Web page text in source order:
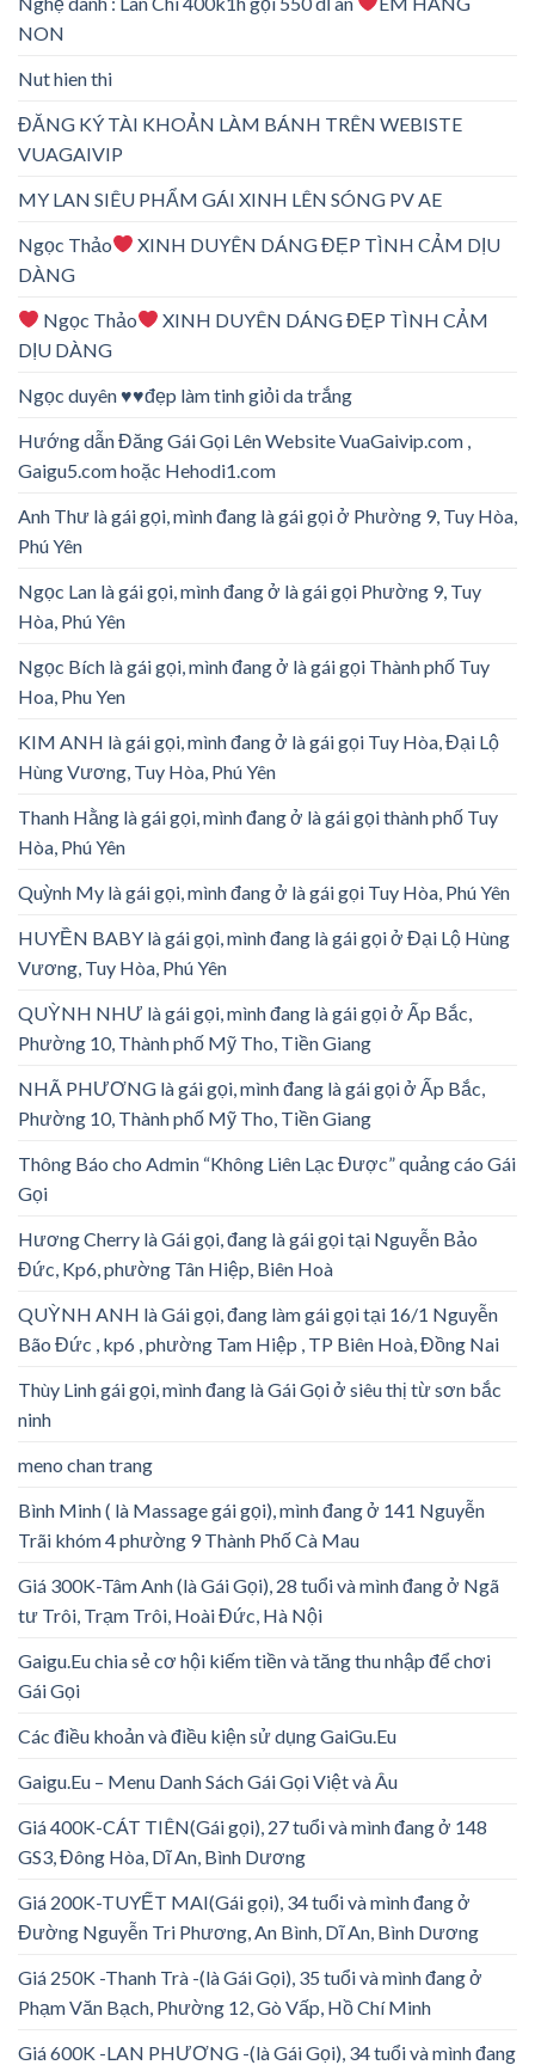
NON
Nut hien thi
ĐĂNG KÝ TÀI KHOẢN LÀM BÁNH TRÊN WEBISTE
VUAGAIVIP
MY LAN SIÊU PHẨM GÁI XINH LÊN SÓNG PV AE
Ngọc Thảo
XINH DUYÊN DÁNG ĐẸP TÌNH CẢM DỊU
DÀNG
Ngọc Thảo
XINH DUYÊN DÁNG ĐẸP TÌNH CẢM
DỊU DÀNG
Ngọc duyên ♥️♥️đẹp làm tinh giỏi da trắng
Hướng dẫn Đăng Gái Gọi Lên Website VuaGaivip.com ,
Gaigu5.com hoặc Hehodi1.com
Anh Thư là gái gọi, mình đang là gái gọi ở Phường 9, Tuy Hòa,
Phú Yên
Ngọc Lan là gái gọi, mình đang ở là gái gọi Phường 9, Tuy
Hòa, Phú Yên
Ngọc Bích là gái gọi, mình đang ở là gái gọi Thành phố Tuy
Hoa, Phu Yen
KIM ANH là gái gọi, mình đang ở là gái gọi Tuy Hòa, Đại Lộ
Hùng Vương, Tuy Hòa, Phú Yên
Thanh Hằng là gái gọi, mình đang ở là gái gọi thành phố Tuy
Hòa, Phú Yên
Quỳnh My là gái gọi, mình đang ở là gái gọi Tuy Hòa, Phú Yên
HUYỀN BABY là gái gọi, mình đang là gái gọi ở Đại Lộ Hùng
Vương, Tuy Hòa, Phú Yên
QUỲNH NHƯ là gái gọi, mình đang là gái gọi ở Ấp Bắc,
Phường 10, Thành phố Mỹ Tho, Tiền Giang
NHÃ PHƯƠNG là gái gọi, mình đang là gái gọi ở Ấp Bắc,
Phường 10, Thành phố Mỹ Tho, Tiền Giang
Thông Báo cho Admin “Không Liên Lạc Được” quảng cáo Gái
Gọi
Hương Cherry là Gái gọi, đang là gái gọi tại Nguyễn Bảo
Đức, Kp6, phường Tân Hiệp, Biên Hoà
QUỲNH ANH là Gái gọi, đang làm gái gọi tại 16/1 Nguyễn
Bão Đức , kp6 , phường Tam Hiệp , TP Biên Hoà, Đồng Nai
Thùy Linh gái gọi, mình đang là Gái Gọi ở siêu thị từ sơn bắc
ninh
meno chan trang
Bình Minh ( là Massage gái gọi), mình đang ở 141 Nguyễn
Trãi khóm 4 phường 9 Thành Phố Cà Mau
Giá 300K-Tâm Anh (là Gái Gọi), 28 tuổi và mình đang ở Ngã
tư Trôi, Trạm Trôi, Hoài Đức, Hà Nội
Gaigu.Eu chia sẻ cơ hội kiếm tiền và tăng thu nhập để chơi
Gái Gọi
Các điều khoản và điều kiện sử dụng GaiGu.Eu
Gaigu.Eu – Menu Danh Sách Gái Gọi Việt và Âu
Giá 400K-CÁT TIÊN(Gái gọi), 27 tuổi và mình đang ở 148
GS3, Đông Hòa, Dĩ An, Bình Dương
Giá 200K-TUYẾT MAI(Gái gọi), 34 tuổi và mình đang ở
Đường Nguyễn Tri Phương, An Bình, Dĩ An, Bình Dương
Giá 250K -Thanh Trà -(là Gái Gọi), 35 tuổi và mình đang ở
Phạm Văn Bạch, Phường 12, Gò Vấp, Hồ Chí Minh
Giá 600K -LAN PHƯƠNG -(là Gái Gọi), 34 tuổi và mình đang